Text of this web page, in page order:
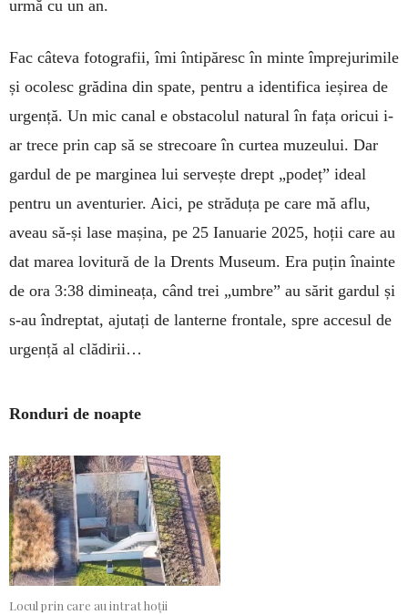
urmă cu un an.
Fac câteva fotografii, îmi înti­păresc în minte împrejurimile
și ocolesc grădina din spate, pentru a identifica ieșirea de
urgență. Un mic canal e obstacolul natural în fața oricui i-
ar trece prin cap să se strecoare în curtea muzeului. Dar
gar­dul de pe marginea lui servește drept „podeț” ideal
pen­tru un aventurier. Aici, pe străduța pe care mă aflu,
aveau să-și lase mașina, pe 25 Ianuarie 2025, hoții care au
dat marea lovitură de la Drents Mu­seum. Era puțin înainte
de ora 3:38 dimineața, când trei „um­bre” au sărit gardul și
s-au îndreptat, ajutați de lanterne fron­tale, spre accesul de
urgență al clădirii…
Ronduri de noapte
Locul prin care au intrat hoții